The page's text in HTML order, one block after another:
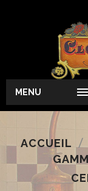

MENU
ACCUEIL